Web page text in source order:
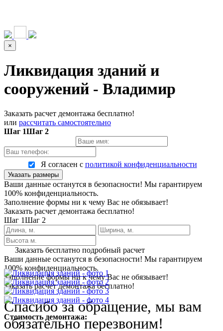
×
Ликвидация зданий и
сооружений - Владимир
Заказать расчет демонтажа бесплатно!
или рассчитать самостоятельно
Шаг 1Шаг 2
Я согласен с политикой конфиденциальности
Указать размеры
Ваши данные останутся в безопасности! Мы гарантируем
100% конфиденциальность.
Заполнение формы ни к чему Вас не обязывает!
Заказать расчет демонтажа бесплатно!
Шаг 1Шаг 2
Заказать бесплатно подробный расчет
Ваши данные останутся в безопасности! Мы гарантируем
100% конфиденциальность.
Заполнение формы ни к чему Вас не обязывает!
Заказать расчет демонтажа бесплатно!
Спасибо за обращение, мы вам
обязательно перезвоним!
Стоимость демонтажа: